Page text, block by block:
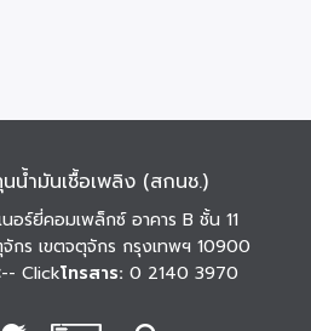
น้ำมันเชื้อเพลิง (สกนช.)
อร์ยี่คอมเพล็กซ์ อาคาร B ชั้น 11
กร เขตจตุจักร กรุงเทพฯ 10900
Clickโทรสาร: 0 2140 3970